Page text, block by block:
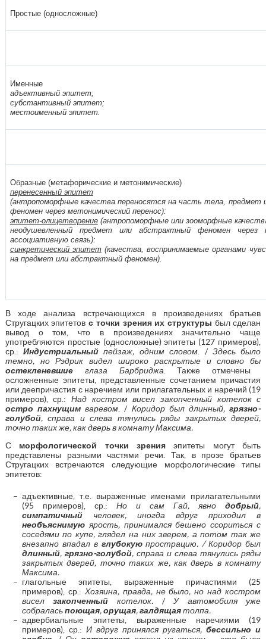
Простые (односложные)
Именные
адъективный эпитет;
субстантивный эпитет;
местоименный эпитет.
Образные (метафорические и метонимические)
перенесенный эпитет
(антропоморфные качества переносятся на часть тела, предмет
феномен через метонимический перенос):
эпитет-олицетворение(антропоморфные или зооморфные
неодушевленный предмет или абстрактный феномен через
ассоциативную связь):
синкретический эпитет(качества, воспринимаемые органами
на предмет или абстрактный феномен).
В ходе анализа встречающихся в произведениях братьев
Стругацких эпитетовс точки зрения их структуры был сделан
вывод о том, что в произведениях значительно чаще
употребляются простые (односложные) эпитеты (127 примеров),
ср.:Индустриальный пейзаж, одним словом . / Здесь было
темно, но Рэдрик видел широко раскрытые и словно бы
остекленевшиеглаза Барбриджа . Также отмечены
осложненные эпитеты, представленные сочетанием причастия
или деепричастия с наречием или прилагательных и наречий (19
примеров), ср.:Над костром висел закопченный котелок с
остро пахнущимваревом . / Коридор был длинный,грязно-
голубой, справа и слева тянулись ряды закрытых дверей,
точно таких же, как дверь в комнату Максима.
С морфологической точки зрения эпитеты могут быть
представлены разными частями речи. Так, в прозе братьев
Стругацких встречаются следующие морфологические типы
эпитетов:
адъективные, т.е. выраженные именами прилагательными
(95 примеров), ср.: Но и сам Гай, явнодобрый,
симпатичныйчеловек, иногда вдруг приходил в
необъяснимуюярость, принимался бешено ссориться с
соседями по купе, глядел на них зверем, а потом так же
внезапно впадал в глубокуюпрострацию. / Коридор был
длинный, грязно-голубой, справа и слева тянулись ряды
закрытых дверей, точно таких же, как дверь в комнату
Максима.
глагольные эпитеты, выраженные причастиями (25
примеров), ср.: Хозяина, правда, не было, но над костром
виселзакопченный котелок./У автомобиля уже
собраласьпоющая,орущая,галдящаятолпа.
адвербиальные эпитеты, выраженные наречиями (19
примеров), ср.: И вдруг принялся ругаться,бессильно и